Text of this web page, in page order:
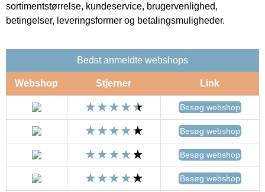
sortimentstørrelse, kundeservice, brugervenlighed,
betingelser, leveringsformer og betalingsmuligheder.
Bedst anmeldte webshops
Webshop Stjerner Link
Besøg webshop
Besøg webshop
Besøg webshop
Besøg webshop